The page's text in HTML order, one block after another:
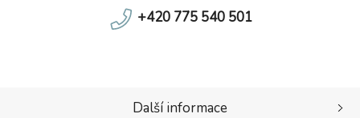
+420 775 540 501
Další informace